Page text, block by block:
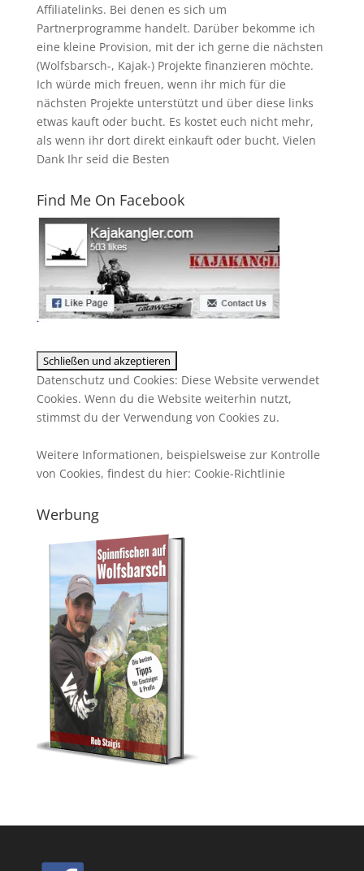
Affiliatelinks. Bei denen es sich um
Partnerprogramme handelt. Darüber bekomme ich
eine kleine Provision, mit der ich gerne die nächsten
(Wolfsbarsch-, Kajak-) Projekte finanzieren möchte.
Ich würde mich freuen, wenn ihr mich für die
nächsten Projekte unterstützt und über diese links
etwas kauft oder bucht. Es kostet euch nicht mehr,
als wenn ihr dort direkt einkauft oder bucht. Vielen
Dank Ihr seid die Besten
Find Me On Facebook
Datenschutz und Cookies: Diese Website verwendet
Cookies. Wenn du die Website weiterhin nutzt,
stimmst du der Verwendung von Cookies zu.
Weitere Informationen, beispielsweise zur Kontrolle
von Cookies, findest du hier: Cookie-Richtlinie
Werbung